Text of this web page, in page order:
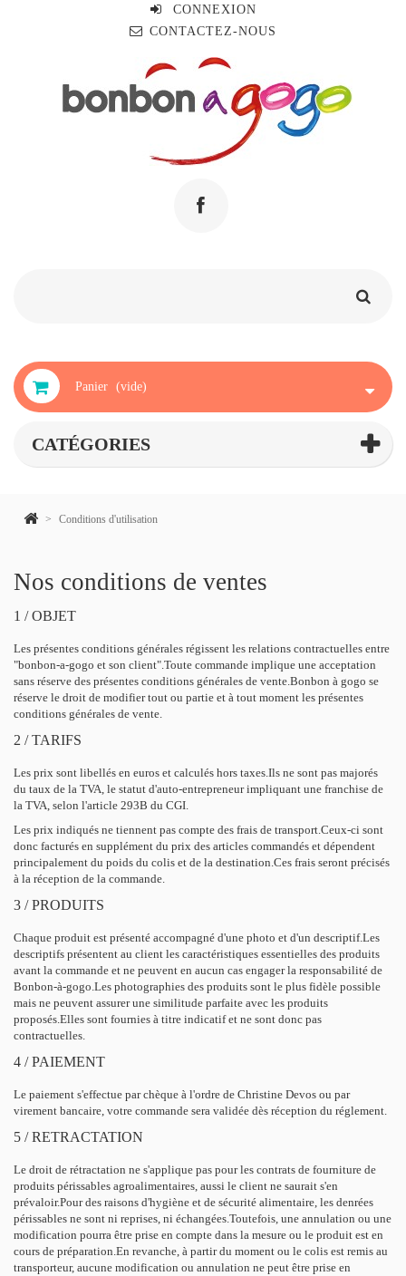
CONNEXION
CONTACTEZ-NOUS
Panier (vide)
CATÉGORIES
> Conditions d'utilisation
Nos conditions de ventes
1 / OBJET
Les présentes conditions générales régissent les relations contractuelles entre
"bonbon-a-gogo et son client".Toute commande implique une acceptation
sans réserve des présentes conditions générales de vente.Bonbon à gogo se
réserve le droit de modifier tout ou partie et à tout moment les présentes
conditions générales de vente.
2 / TARIFS
Les prix sont libellés en euros et calculés hors taxes.Ils ne sont pas majorés
du taux de la TVA, le statut d'auto-entrepreneur impliquant une franchise de
la TVA, selon l'article 293B du CGI.
Les prix indiqués ne tiennent pas compte des frais de transport.Ceux-ci sont
donc facturés en supplément du prix des articles commandés et dépendent
principalement du poids du colis et de la destination.Ces frais seront précisés
à la réception de la commande.
3 / PRODUITS
Chaque produit est présenté accompagné d'une photo et d'un descriptif.Les
descriptifs présentent au client les caractéristiques essentielles des produits
avant la commande et ne peuvent en aucun cas engager la responsabilité de
Bonbon-à-gogo.Les photographies des produits sont le plus fidèle possible
mais ne peuvent assurer une similitude parfaite avec les produits
proposés.Elles sont fournies à titre indicatif et ne sont donc pas
contractuelles.
4 / PAIEMENT
Le paiement s'effectue par chèque à l'ordre de Christine Devos ou par
virement bancaire, votre commande sera validée dès réception du réglement.
5 / RETRACTATION
Le droit de rétractation ne s'applique pas pour les contrats de fourniture de
produits périssables agroalimentaires, aussi le client ne saurait s'en
prévaloir.Pour des raisons d'hygiène et de sécurité alimentaire, les denrées
périssables ne sont ni reprises, ni échangées.Toutefois, une annulation ou une
modification pourra être prise en compte dans la mesure ou le produit est en
cours de préparation.En revanche, à partir du moment ou le colis est remis au
transporteur, aucune modification ou annulation ne peut être prise en